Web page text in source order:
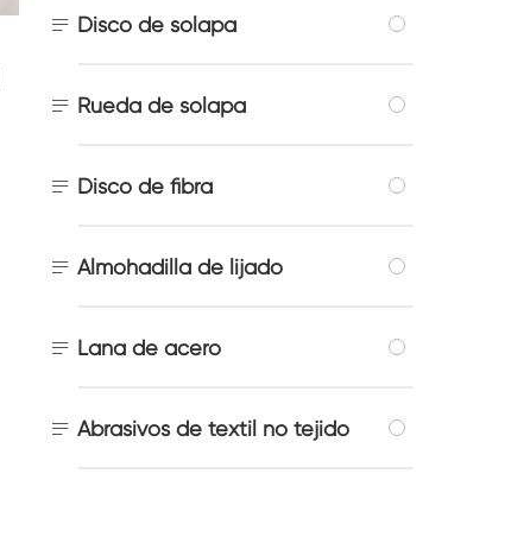
 Disco de solapa
 Rueda de solapa
 Disco de fibra
 Almohadilla de lijado
 Lana de acero
 Abrasivos de textil no tejido